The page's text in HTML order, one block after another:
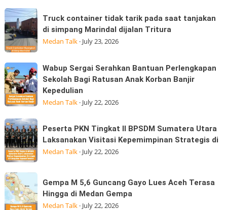
Datuk
Kabu,
Pasar
Internet
Tidak
Boleh
Hangus:
Sudah
Membayar
MK
Truck
container
tidak
tarik
pada
saat
tanjakan
di
Marindal
dijalan
Tritura
Truck container tidak tarik pada saat tanjakan
di simpang Marindal dijalan Tritura
Medan Talk· July 23, 2026
Wabup
Sergai
Serahkan
Bantuan
Perlengkapan
Sekolah
Bagi
Ratusan
Anak
Korban
Banjir
Kepedulian
Wabup Sergai Serahkan Bantuan Perlengkapan
Sekolah Bagi Ratusan Anak Korban Banjir
Kepedulian
Medan Talk· July 22, 2026
Peserta
PKN
Tingkat
II
BPSDM
Sumatera
Utara
Peserta PKN Tingkat II BPSDM Sumatera Utara
Laksanakan Visitasi Kepemimpinan Strategis di
Medan Talk· July 22, 2026
Gempa
M
5,6
Gempa M 5,6 Guncang Gayo Lues Aceh Terasa
Hingga di Medan Gempa
Medan Talk· July 22, 2026